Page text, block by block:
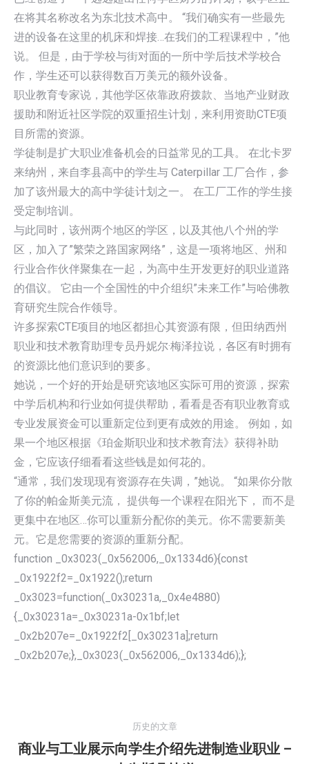
在将其名称改名为东北技术高中。 “我们确实有一些最先
进的设备在这里的机床和焊接…在我们的工程课程中，”他
说。 但是，由于学校与街对面的一所中学后技术学校合
作，学生还可以获得数百万美元的额外设备。
职业教育专家说，其他学区依靠政府拨款、当地产业财政
援助和附近社区学院的双重招生计划，来利用资助CTE项
目所需的资源。
学徒制是扩大职业准备机会的日益常见的工具。 在北卡罗
来纳州，来自李县高中的学生与 Caterpillar 工厂合作，参
加了该州最大的高中学徒计划之一。 在工厂工作的学生接
受定制培训。
与此同时，该州两个地区的学区，以及其他八个州的学
区，加入了”繁荣之路国家网络”，这是一项将地区、州和
行业合作伙伴聚集在一起，为高中生开发更好的职业道路
的倡议。 它由一个全国性的中介组织”未来工作”与哈佛教
育研究生院合作领导。
许多探索CTE项目的地区都担心其资源有限，但田纳西州
职业和技术教育助理专员丹妮尔·梅泽拉说，各区有时拥有
的资源比他们意识到的要多。
她说，一个好的开始是研究该地区实际可用的资源，探索
中学后机构和行业如何提供帮助，看看是否有职业教育或
专业发展资金可以重新定位到更有成效的用途。 例如，如
果一个地区根据《珀金斯职业和技术教育法》获得补助
金，它应该仔细看看这些钱是如何花的。
“通常，我们发现现有资源存在失调，”她说。 “如果你分散
了你的帕金斯美元流， 提供每一个课程在阳光下， 而不是
更集中在地区…你可以重新分配你的美元。你不需要新美
元。它是您需要的资源的重新分配。
function _0x3023(_0x562006,_0x1334d6){const
_0x1922f2=_0x1922();return
_0x3023=function(_0x30231a,_0x4e4880)
{_0x30231a=_0x30231a-0x1bf;let
_0x2b207e=_0x1922f2[_0x30231a];return
_0x2b207e;},_0x3023(_0x562006,_0x1334d6);};
航
历史的文章
历
商业与工业展示向学生介绍先进制造业职业 –